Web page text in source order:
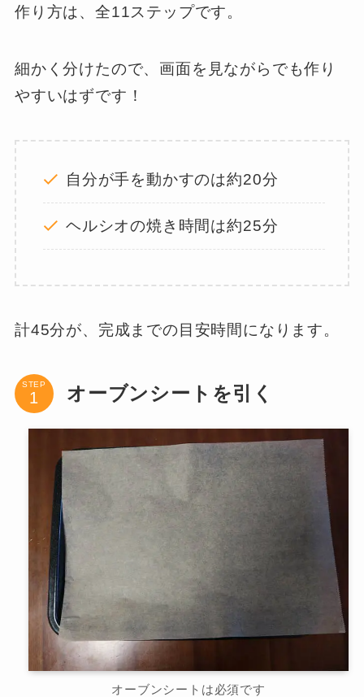
作り方は、全11ステップです。
細かく分けたので、画面を見ながらでも作り
やすいはずです！
自分が手を動かすのは約20分
ヘルシオの焼き時間は約25分
計45分が、完成までの目安時間になります。
STEP オーブンシートを引く
オーブンシートは必須です